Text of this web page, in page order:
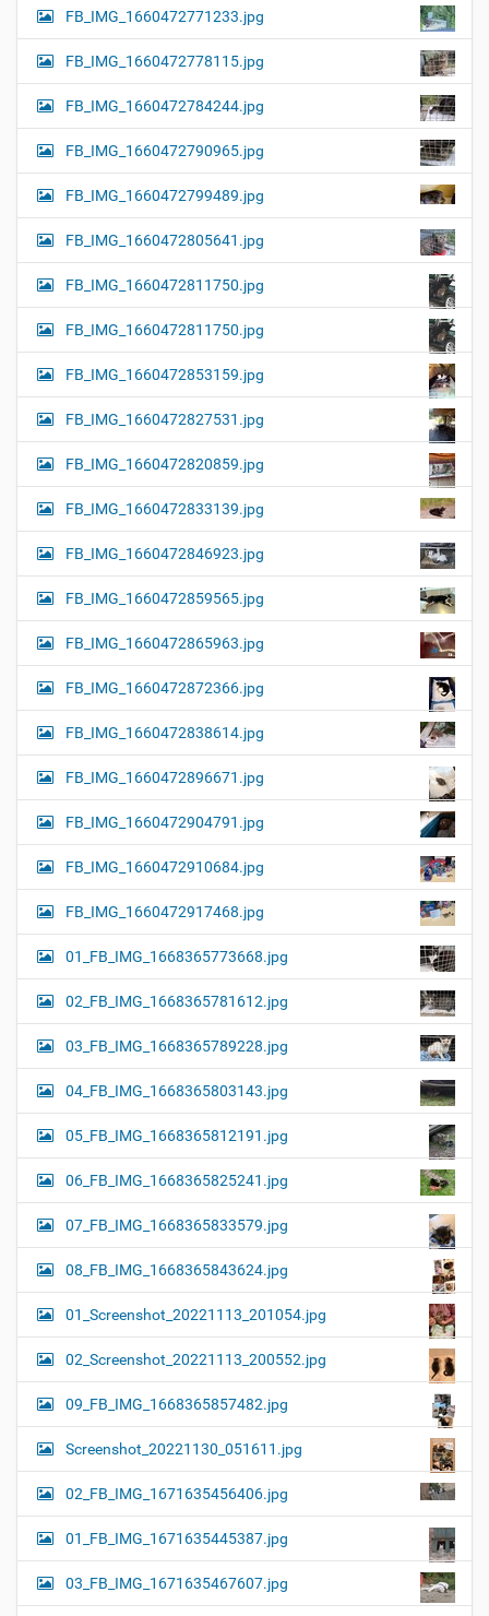
FB_IMG_1660472771233.jpg
FB_IMG_1660472778115.jpg
FB_IMG_1660472784244.jpg
FB_IMG_1660472790965.jpg
FB_IMG_1660472799489.jpg
FB_IMG_1660472805641.jpg
FB_IMG_1660472811750.jpg
FB_IMG_1660472811750.jpg
FB_IMG_1660472853159.jpg
FB_IMG_1660472827531.jpg
FB_IMG_1660472820859.jpg
FB_IMG_1660472833139.jpg
FB_IMG_1660472846923.jpg
FB_IMG_1660472859565.jpg
FB_IMG_1660472865963.jpg
FB_IMG_1660472872366.jpg
FB_IMG_1660472838614.jpg
FB_IMG_1660472896671.jpg
FB_IMG_1660472904791.jpg
FB_IMG_1660472910684.jpg
FB_IMG_1660472917468.jpg
01_FB_IMG_1668365773668.jpg
02_FB_IMG_1668365781612.jpg
03_FB_IMG_1668365789228.jpg
04_FB_IMG_1668365803143.jpg
05_FB_IMG_1668365812191.jpg
06_FB_IMG_1668365825241.jpg
07_FB_IMG_1668365833579.jpg
08_FB_IMG_1668365843624.jpg
01_Screenshot_20221113_201054.jpg
02_Screenshot_20221113_200552.jpg
09_FB_IMG_1668365857482.jpg
Screenshot_20221130_051611.jpg
02_FB_IMG_1671635456406.jpg
01_FB_IMG_1671635445387.jpg
03_FB_IMG_1671635467607.jpg